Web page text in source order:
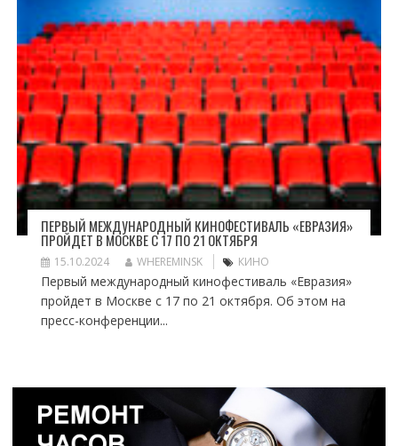
ПЕРВЫЙ МЕЖДУНАРОДНЫЙ КИНОФЕСТИВАЛЬ «ЕВРАЗИЯ»
ПРОЙДЕТ В МОСКВЕ С 17 ПО 21 ОКТЯБРЯ
15.10.2024 WHEREMINSK КИНО
Первый международный кинофестиваль «Евразия»
пройдет в Москве с 17 по 21 октября. Об этом на
пресс-конференции...